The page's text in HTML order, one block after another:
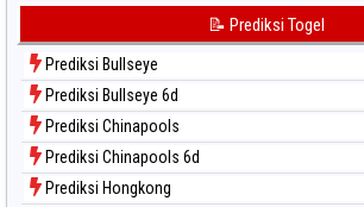
Data Togel Sydney Lottery 6d
Data Togel Sydney Lotto
Data Togel Sydney Pools 6d
Data Togel Taipei
Data Togel Taiwan
📝 Prediksi Togel
Prediksi Bullseye
Prediksi Bullseye 6d
Prediksi Chinapools
Prediksi Chinapools 6d
Prediksi Hongkong